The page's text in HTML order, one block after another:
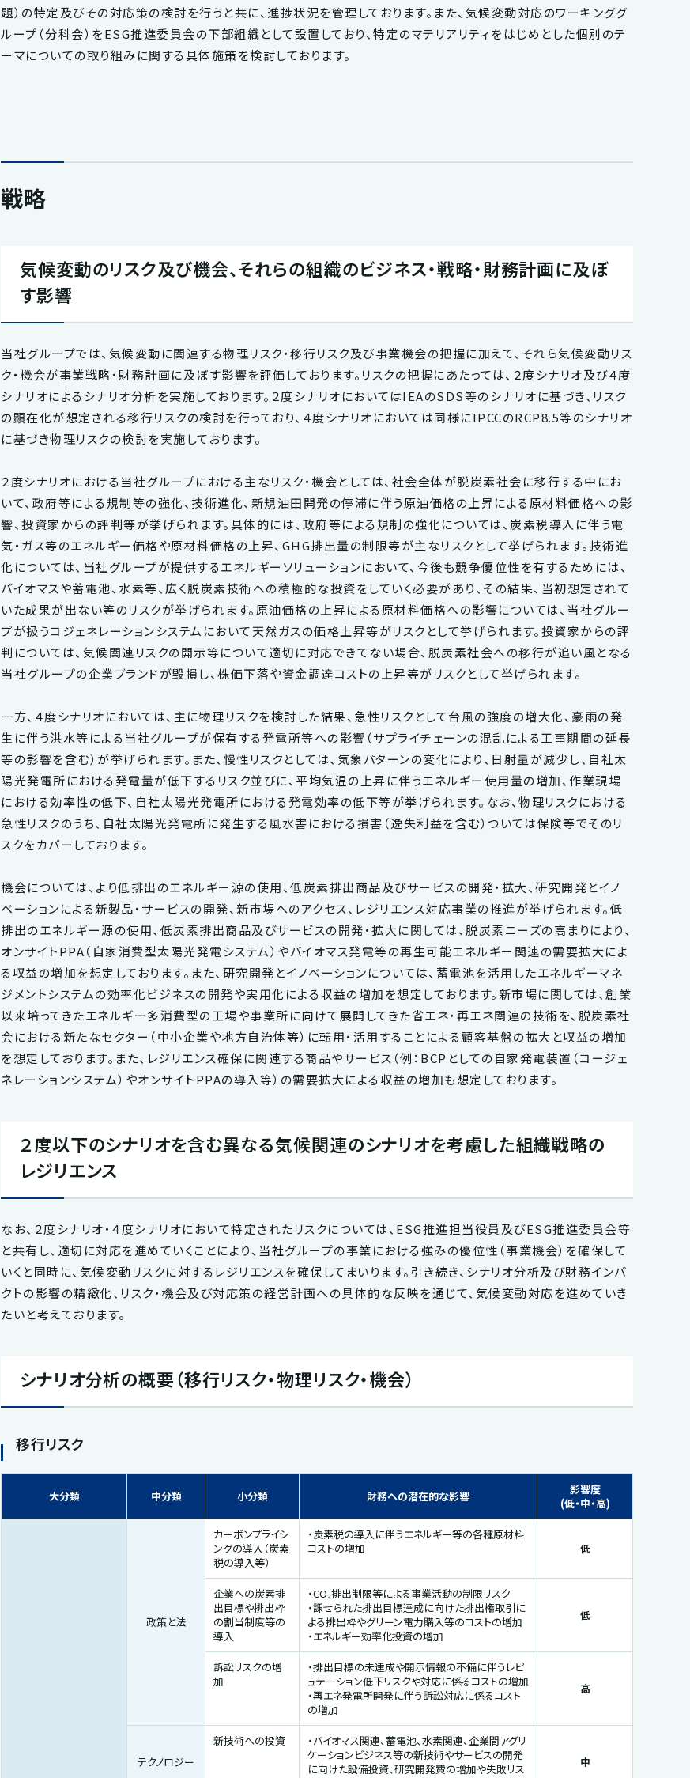
題）の特定及びその対応策の検討を行うと共に、進捗状況を管理しております。また、気候変動対応のワーキンググ
ループ（分科会）をESG推進委員会の下部組織として設置しており、特定のマテリアリティをはじめとした個別のテ
ーマについての取り組みに関する具体施策を検討しております。
戦略
気候変動のリスク及び機会、それらの組織のビジネス・戦略・財務計画に及ぼ
す影響
当社グループでは、気候変動に関連する物理リスク・移行リスク及び事業機会の把握に加えて、それら気候変動リス
ク・機会が事業戦略・財務計画に及ぼす影響を評価しております。リスクの把握にあたっては、２度シナリオ及び４度
シナリオによるシナリオ分析を実施しております。２度シナリオにおいてはIEAのSDS等のシナリオに基づき、リスク
の顕在化が想定される移行リスクの検討を行っており、４度シナリオにおいては同様にIPCCのRCP8.5等のシナリオ
に基づき物理リスクの検討を実施しております。
２度シナリオにおける当社グループにおける主なリスク・機会としては、社会全体が脱炭素社会に移行する中にお
いて、政府等による規制等の強化、技術進化、新規油田開発の停滞に伴う原油価格の上昇による原材料価格への影
響、投資家からの評判等が挙げられます。具体的には、政府等による規制の強化については、炭素税導入に伴う電
気・ガス等のエネルギー価格や原材料価格の上昇、GHG排出量の制限等が主なリスクとして挙げられます。技術進
化については、当社グループが提供するエネルギーソリューションにおいて、今後も競争優位性を有するためには、
バイオマスや蓄電池、水素等、広く脱炭素技術への積極的な投資をしていく必要があり、その結果、当初想定されて
いた成果が出ない等のリスクが挙げられます。原油価格の上昇による原材料価格への影響については、当社グルー
プが扱うコジェネレーションシステムにおいて天然ガスの価格上昇等がリスクとして挙げられます。投資家からの評
判については、気候関連リスクの開示等について適切に対応できてない場合、脱炭素社会への移行が追い風となる
当社グループの企業ブランドが毀損し、株価下落や資金調達コストの上昇等がリスクとして挙げられます。
一方、４度シナリオにおいては、主に物理リスクを検討した結果、急性リスクとして台風の強度の増大化、豪雨の発
生に伴う洪水等による当社グループが保有する発電所等への影響（サプライチェーンの混乱による工事期間の延長
等の影響を含む）が挙げられます。また、慢性リスクとしては、気象パターンの変化により、日射量が減少し、自社太
陽光発電所における発電量が低下するリスク並びに、平均気温の上昇に伴うエネルギー使用量の増加、作業現場
における効率性の低下、自社太陽光発電所における発電効率の低下等が挙げられます。なお、物理リスクにおける
急性リスクのうち、自社太陽光発電所に発生する風水害における損害（逸失利益を含む）ついては保険等でそのリ
スクをカバーしております。
機会については、より低排出のエネルギー源の使用、低炭素排出商品及びサービスの開発・拡大、研究開発とイノ
ベーションによる新製品・サービスの開発、新市場へのアクセス、レジリエンス対応事業の推進が挙げられます。低
排出のエネルギー源の使用、低炭素排出商品及びサービスの開発・拡大に関しては、脱炭素ニーズの高まりにより、
オンサイトPPA（自家消費型太陽光発電システム）やバイオマス発電等の再生可能エネルギー関連の需要拡大によ
る収益の増加を想定しております。また、研究開発とイノベーションについては、蓄電池を活用したエネルギーマネ
ジメントシステムの効率化ビジネスの開発や実用化による収益の増加を想定しております。新市場に関しては、創業
以来培ってきたエネルギー多消費型の工場や事業所に向けて展開してきた省エネ・再エネ関連の技術を、脱炭素社
会における新たなセクター（中小企業や地方自治体等）に転用・活用することによる顧客基盤の拡大と収益の増加
を想定しております。また、レジリエンス確保に関連する商品やサービス（例：BCPとしての自家発電装置（コージェ
ネレーションシステム）やオンサイトPPAの導入等）の需要拡大による収益の増加も想定しております。
２度以下のシナリオを含む異なる気候関連のシナリオを考慮した組織戦略の
レジリエンス
なお、２度シナリオ・４度シナリオにおいて特定されたリスクについては、ESG推進担当役員及びESG推進委員会等
と共有し、適切に対応を進めていくことにより、当社グループの事業における強みの優位性（事業機会）を確保して
いくと同時に、気候変動リスクに対するレジリエンスを確保してまいります。引き続き、シナリオ分析及び財務インパ
クトの影響の精緻化、リスク・機会及び対応策の経営計画への具体的な反映を通じて、気候変動対応を進めていき
たいと考えております。
シナリオ分析の概要（移行リスク・物理リスク・機会）
移行リスク
大分類 中分類 小分類 財務への潜在的な影響
影響度
(低・中・高)
政策と法
カーボンプライシ
ングの導入（炭素
税の導入等）
・炭素税の導入に伴うエネルギー等の各種原材料
コストの増加
低
企業への炭素排
出目標や排出枠
の割当制度等の
導入
・CO₂排出制限等による事業活動の制限リスク
・課せられた排出目標達成に向けた排出権取引に
よる排出枠やグリーン電力購入等のコストの増加
・エネルギー効率化投資の増加
低
訴訟リスクの増
加
・排出目標の未達成や開示情報の不備に伴うレピ
ュテーション低下リスクや対応に係るコストの増加
・再エネ発電所開発に伴う訴訟対応に係るコスト
の増加
高
テクノロジー
新技術への投資
・バイオマス関連、蓄電池、水素関連、企業間アグリ
ケーションビジネス等の新技術やサービスの開発
に向けた設備投資、研究開発費の増加や失敗リス
中